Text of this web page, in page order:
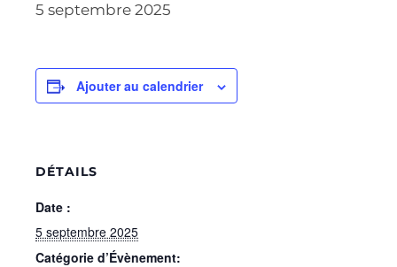
5 septembre 2025
Ajouter au calendrier
DÉTAILS
Date :
5 septembre 2025
Catégorie d’Évènement: